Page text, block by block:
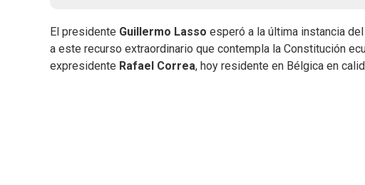
El presidente Guillermo Lasso esperó a la última instancia del
a este recurso extraordinario que contempla la Constitución
expresidente Rafael Correa, hoy residente en Bélgica en